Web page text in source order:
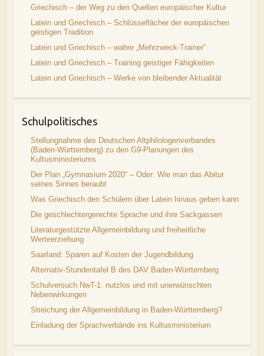
Griechisch – der Weg zu den Quellen europäischer Kultur
Latein und Griechisch – Schlüsselfächer der europäischen
geistigen Tradition
Latein und Griechisch – wahre „Mehrzweck-Trainer“
Latein und Griechisch – Training geistiger Fähigkeiten
Latein und Griechisch – Werke von bleibender Aktualität
Schulpolitisches
Stellungnahme des Deutschen Altphilologenverbandes
(Baden-Württemberg) zu den G9-Planungen des
Kultusministeriums
Der Plan „Gymnasium 2020“ – Oder: Wie man das Abitur
seines Sinnes beraubt
Was Griechisch den Schülern über Latein hinaus geben kann
Die geschlechtergerechte Sprache und ihre Sackgassen
Literaturgestützte Allgemeinbildung und freiheitliche
Werteerziehung
Saarland: Sparen auf Kosten der Jugendbildung
Alternativ-Stundentafel B des DAV Baden-Württemberg
Schulversuch NwT-1: nutzlos und mit unerwünschten
Nebenwirkungen
Streichung der Allgemeinbildung in Baden-Württemberg?
Einladung der Sprachverbände ins Kultusministerium